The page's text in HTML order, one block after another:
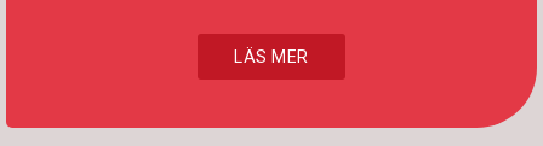
LÄS MER